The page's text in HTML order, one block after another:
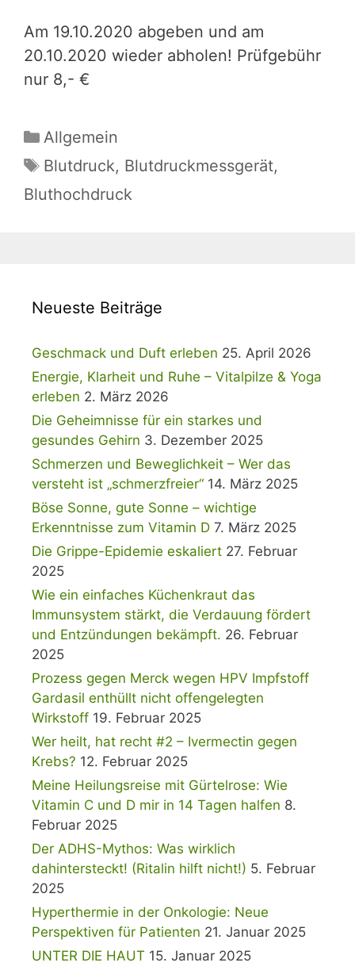
Am 19.10.2020 abgeben und am
20.10.2020 wieder abholen! Prüfgebühr
nur 8,- €
Kategorien
Allgemein
Schlagwörter
Blutdruck, Blutdruckmessgerät,
Bluthochdruck
Neueste Beiträge
Geschmack und Duft erleben 25. April 2026
Energie, Klarheit und Ruhe – Vitalpilze & Yoga
erleben 2. März 2026
Die Geheimnisse für ein starkes und
gesundes Gehirn 3. Dezember 2025
Schmerzen und Beweglichkeit – Wer das
versteht ist „schmerzfreier“ 14. März 2025
Böse Sonne, gute Sonne – wichtige
Erkenntnisse zum Vitamin D 7. März 2025
Die Grippe-Epidemie eskaliert 27. Februar
2025
Wie ein einfaches Küchenkraut das
Immunsystem stärkt, die Verdauung fördert
und Entzündungen bekämpft. 26. Februar
2025
Prozess gegen Merck wegen HPV Impfstoff
Gardasil enthüllt nicht offengelegten
Wirkstoff 19. Februar 2025
Wer heilt, hat recht #2 – Ivermectin gegen
Krebs? 12. Februar 2025
Meine Heilungsreise mit Gürtelrose: Wie
Vitamin C und D mir in 14 Tagen halfen 8.
Februar 2025
Der ADHS-Mythos: Was wirklich
dahintersteckt! (Ritalin hilft nicht!) 5. Februar
2025
Hyperthermie in der Onkologie: Neue
Perspektiven für Patienten 21. Januar 2025
UNTER DIE HAUT 15. Januar 2025